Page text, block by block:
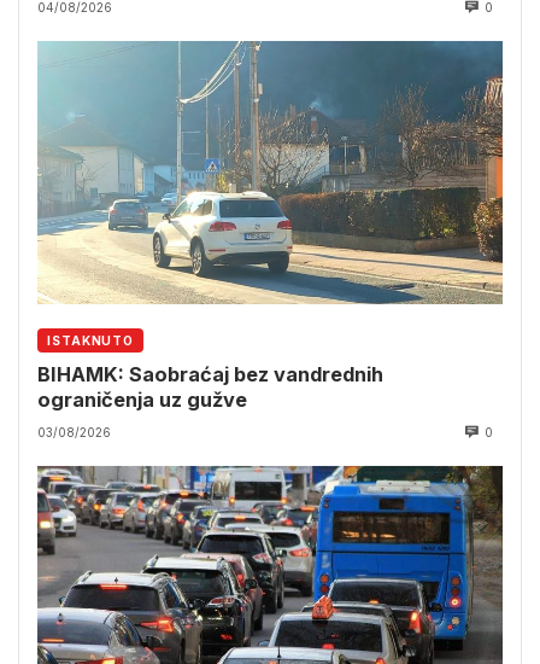
04/08/2026 0
ISTAKNUTO
BIHAMK: Saobraćaj bez vandrednih
ograničenja uz gužve
03/08/2026 0